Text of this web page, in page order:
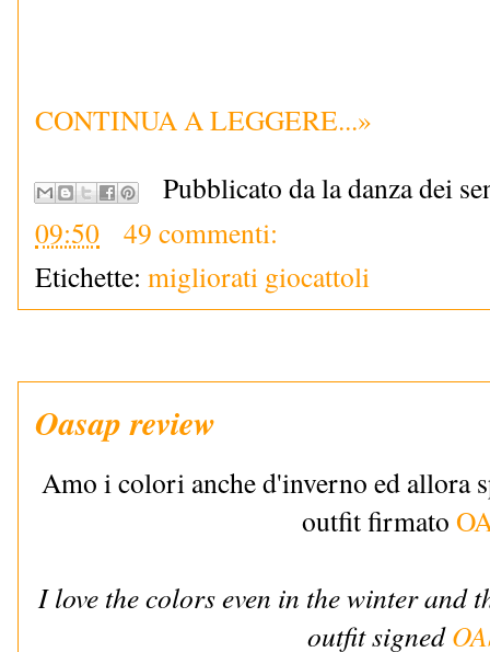
CONTINUA A LEGGERE...»
Pubblicato da la danza dei
09:50
49 commenti:
Etichette: migliorati giocattoli
Oasap review
Amo i colori anche d'inverno ed allora
outfit firmato
I love the colors even in the winter and
outfit signed